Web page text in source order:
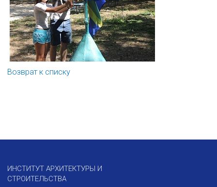
Возврат к списку
ИНСТИТУТ АРХИТЕКТУРЫ И
СТРОИТЕЛЬСТВА